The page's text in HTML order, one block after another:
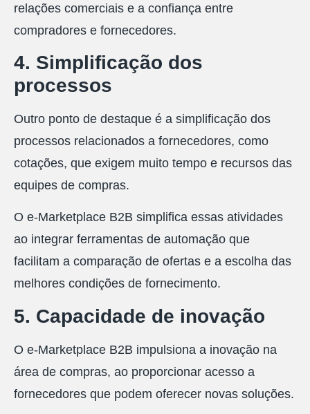
relações comerciais e a confiança entre
compradores e fornecedores.
4. Simplificação dos
processos
Outro ponto de destaque é a simplificação dos
processos relacionados a fornecedores, como
cotações, que exigem muito tempo e recursos das
equipes de compras.
O e-Marketplace B2B simplifica essas atividades
ao integrar ferramentas de automação que
facilitam a comparação de ofertas e a escolha das
melhores condições de fornecimento.
5. Capacidade de inovação
O e-Marketplace B2B impulsiona a inovação na
área de compras, ao proporcionar acesso a
fornecedores que podem oferecer novas soluções.